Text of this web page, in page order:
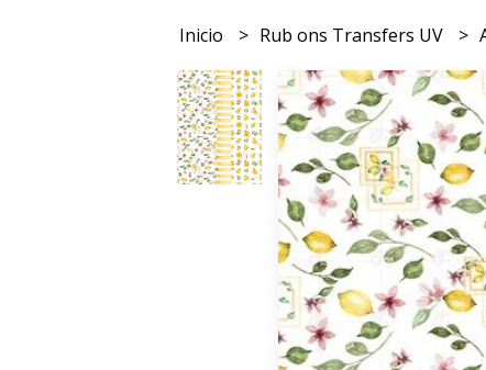
Inicio Rub ons Transfers UV